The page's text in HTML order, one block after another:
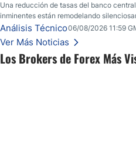
Los Brokers de Forex Más
Una reducción de tasas del banco
inminentes están remodelando
Una reducción de tasas por parte del
inminentes están remodelando
Esto es lo que los traders están
Análisis Técnico06/08/2026 11:59
Ver Más Noticias